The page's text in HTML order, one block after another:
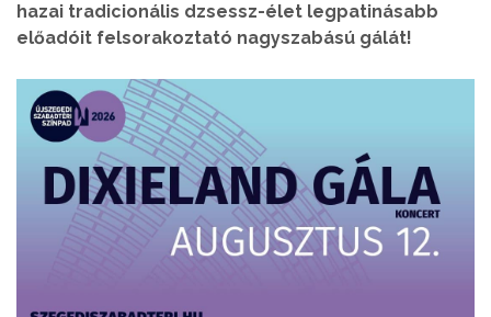
hazai tradicionális dzsessz-élet legpatinásabb
előadóit felsorakoztató nagyszabású gálát!